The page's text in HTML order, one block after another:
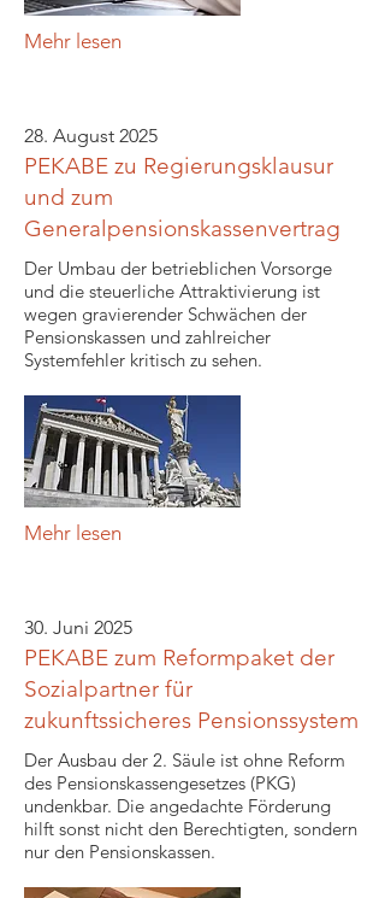
Mehr lesen
28. August 2025
PEKABE zu Regierungsklausur
und zum
Generalpensionskassenvertrag
Der Umbau der betrieblichen Vorsorge
und die steuerliche Attraktivierung ist
wegen gravierender Schwächen der
Pensionskassen und zahlreicher
Systemfehler kritisch zu sehen.
Mehr lesen
30. Juni 2025
PEKABE zum Reformpaket der
Sozialpartner für
zukunftssicheres Pensionssystem
Der Ausbau der 2. Säule ist ohne Reform
des Pensionskassengesetzes (PKG)
undenkbar. Die angedachte Förderung
hilft sonst nicht den Berechtigten, sondern
nur den Pensionskassen.